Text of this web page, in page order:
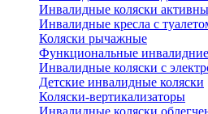
Инвалидные коляски
Инвалидные кресла с
Коляски рычажные
Функциональные инвалидние
Инвалидные коляски с
Детские инвалидные коляски
Коляски-вертикализаторы
Инвалидные коляски